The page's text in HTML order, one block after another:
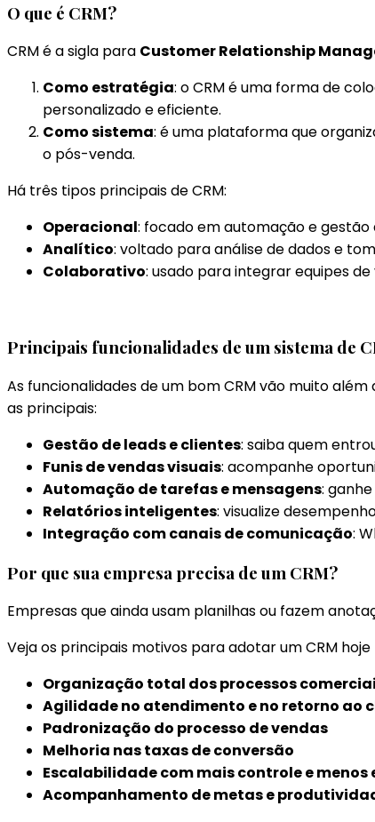
O que é CRM?
CRM é a sigla para Customer Relationship
Como estratégia: o CRM é uma forma de
personalizado e eficiente.
Como sistema: é uma plataforma que
o pós-venda.
Há três tipos principais de CRM:
Operacional: focado em automação e
Analítico: voltado para análise de dados e
Colaborativo: usado para integrar equipes
Principais funcionalidades de um sistema de
As funcionalidades de um bom CRM vão muito
as principais:
Gestão de leads e clientes: saiba quem
Funis de vendas visuais: acompanhe
Automação de tarefas e mensagens:
Relatórios inteligentes: visualize
Integração com canais de comunicação:
Por que sua empresa precisa de um CRM?
Empresas que ainda usam planilhas ou fazem
Veja os principais motivos para adotar um CRM hoje
Organização total dos processos
Agilidade no atendimento e no retorno ao
Padronização do processo de vendas
Melhoria nas taxas de conversão
Escalabilidade com mais controle e menos
Acompanhamento de metas e